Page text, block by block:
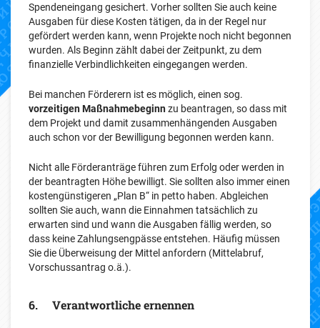
Spendeneingang gesichert. Vorher sollten Sie auch keine
Ausgaben für diese Kosten tätigen, da in der Regel nur
gefördert werden kann, wenn Projekte noch nicht begonnen
wurden. Als Beginn zählt dabei der Zeitpunkt, zu dem
finanzielle Verbindlichkeiten eingegangen werden.
Bei manchen Förderern ist es möglich, einen sog.
vorzeitigen Maßnahmebeginnzu beantragen, so dass mit
dem Projekt und damit zusammenhängenden Ausgaben
auch schon vor der Bewilligung begonnen werden kann.
Nicht alle Förderanträge führen zum Erfolg oder werden in
der beantragten Höhe bewilligt. Sie sollten also immer einen
kostengünstigeren „Plan B“ in petto haben. Abgleichen
sollten Sie auch, wann die Einnahmen tatsächlich zu
erwarten sind und wann die Ausgaben fällig werden, so
dass keine Zahlungsengpässe entstehen. Häufig müssen
Sie die Überweisung der Mittel anfordern (Mittelabruf,
Vorschussantrag o.ä.).
6. Verantwortliche ernennen